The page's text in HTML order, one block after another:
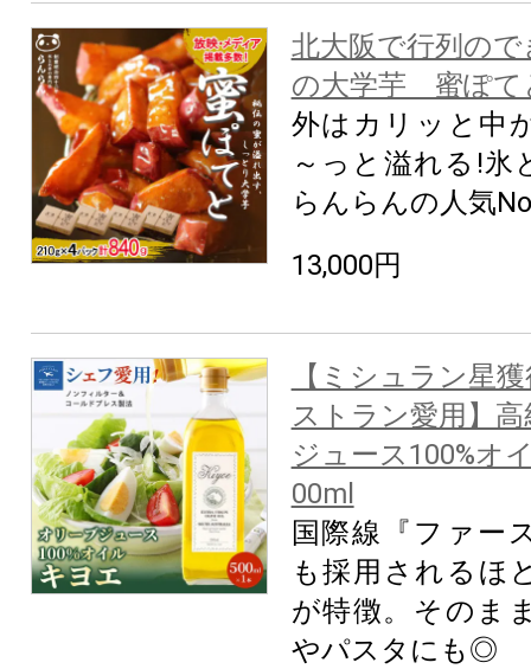
北大阪で行列の
の大学芋 蜜ぽて
外はカリッと中
～っと溢れる!氷
らんらんの人気
13,000円
【ミシュラン星
ストラン愛用】
ジュース100%オ
00ml
国際線『ファー
も採用されるほ
が特徴。そのま
やパスタにも◎